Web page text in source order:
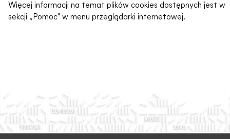
Więcej informacji na temat plików cookies dostępnych jest w
sekcji „Pomoc" w menu przeglądarki internetowej.